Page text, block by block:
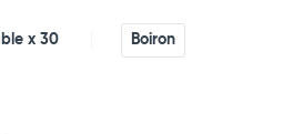
x 30 Boiron